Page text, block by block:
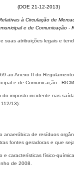
(DOE 21-12-2013)
à Circulação de
e de Comunicação -
atribuições legais e
ao Anexo II do
e de Comunicação -
imposto incidente nas
13):
de resíduos
fontes geradoras e que
características físico-
de 2008.